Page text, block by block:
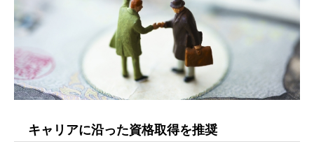
キャリアに沿った資格取得を推奨